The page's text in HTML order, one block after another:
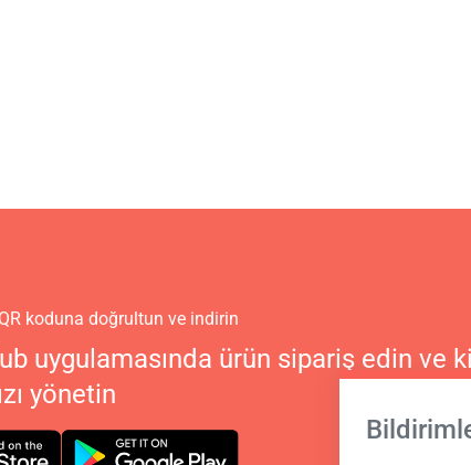
QR koduna doğrultun ve indirin
uygulamasında ürün sipariş edin ve
yönetin